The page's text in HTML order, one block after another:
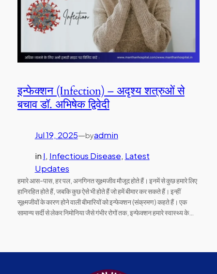
इन्फेक्शन (Infection) – अदृश्य शत्रुओं से
बचाव डॉ. अभिषेक द्विवेदी
Jul 19, 2025—byadmin
in I, Infectious Disease, Latest
Updates
हमारे आस-पास, हर पल, अनगिनत सूक्ष्मजीव मौजूद होते हैं। इनमें से कुछ हमारे लिए
हानिरहित होते हैं, जबकि कुछ ऐसे भी होते हैं जो हमें बीमार कर सकते हैं। इन्हीं
सूक्ष्मजीवों के कारण होने वाली बीमारियों को इन्फेक्शन (संक्रमण) कहते हैं। एक
सामान्य सर्दी से लेकर निमोनिया जैसे गंभीर रोगों तक, इन्फेक्शन हमारे स्वास्थ्य के…